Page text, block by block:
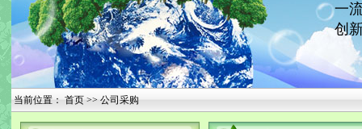
一
创
当前位置： 首页 >> 公司采购